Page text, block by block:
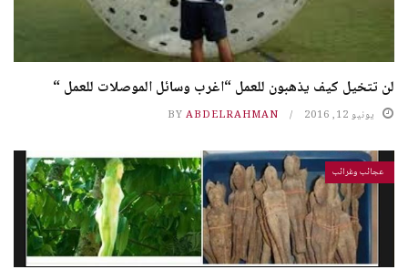
لن تتخيل كيف يذهبون للعمل “اغرب وسائل الموصلات للعمل “
يونيو 12, 2016 BY ABDELRAHMAN
عجائب وغرائب